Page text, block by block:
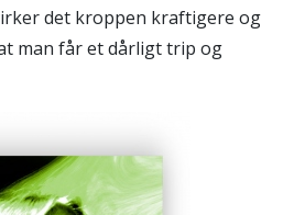
det kroppen kraftigere og
man får et dårligt trip og